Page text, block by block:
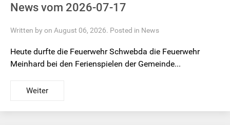
News vom 2026-07-17
Written by on August 06, 2026. Posted in News
Heute durfte die Feuerwehr Schwebda die Feuerwehr
Meinhard bei den Ferienspielen der Gemeinde...
Weiter